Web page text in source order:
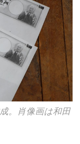
。肖像画は和田